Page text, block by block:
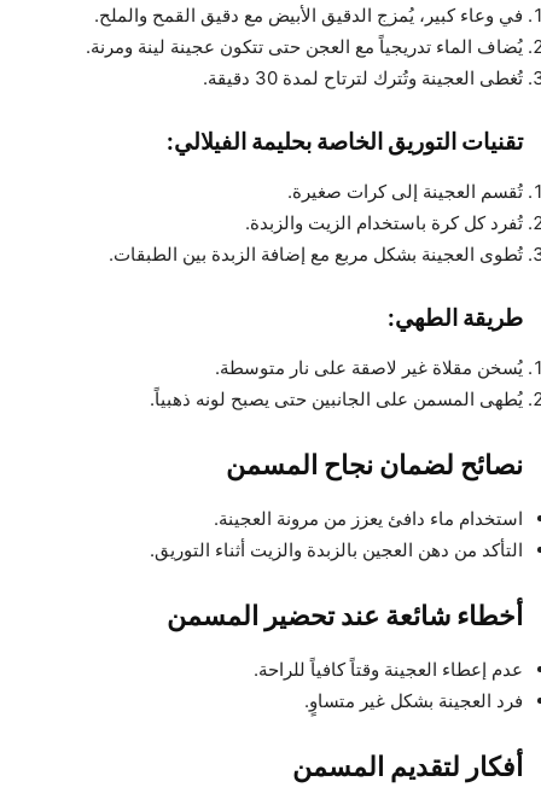
في وعاء كبير، يُمزج الدقيق الأبيض مع دقيق القمح والملح.
يُضاف الماء تدريجياً مع العجن حتى تتكون عجينة لينة ومرنة.
تُغطى العجينة وتُترك لترتاح لمدة 30 دقيقة.
تقنيات التوريق الخاصة بحليمة الفيلالي:
تُقسم العجينة إلى كرات صغيرة.
تُفرد كل كرة باستخدام الزيت والزبدة.
تُطوى العجينة بشكل مربع مع إضافة الزبدة بين الطبقات.
طريقة الطهي:
يُسخن مقلاة غير لاصقة على نار متوسطة.
يُطهى المسمن على الجانبين حتى يصبح لونه ذهبياً.
نصائح لضمان نجاح المسمن
استخدام ماء دافئ يعزز من مرونة العجينة.
التأكد من دهن العجين بالزبدة والزيت أثناء التوريق.
أخطاء شائعة عند تحضير المسمن
عدم إعطاء العجينة وقتاً كافياً للراحة.
فرد العجينة بشكل غير متساوٍ.
أفكار لتقديم المسمن